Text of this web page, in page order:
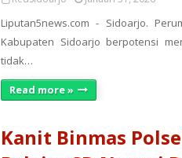
Liputan5news.com - Sidoarjo.
Kabupaten Sidoarjo berpotensi
tidak…
Read more »
Kanit Binmas